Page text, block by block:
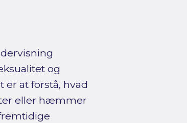
og
er at forstå, hvad
eller hæmmer